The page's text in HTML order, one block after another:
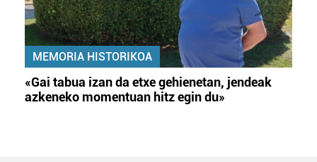
MEMORIA HISTORIKOA
«Gai tabua izan da etxe gehienetan, jendeak
azkeneko momentuan hitz egin du»